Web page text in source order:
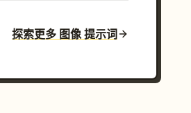
探索更多 图像 提示词